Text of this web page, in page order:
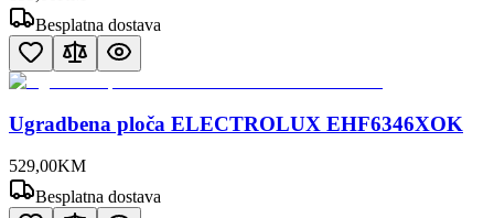
Besplatna dostava
Ugradbena ploča ELECTROLUX EHF6346XOK
529,00KM
Besplatna dostava